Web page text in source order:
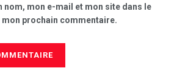
nom, mon e-mail et mon site dans le
prochain commentaire.